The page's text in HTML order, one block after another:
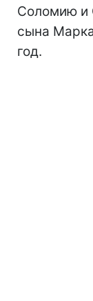
Соломию и
сына
год.